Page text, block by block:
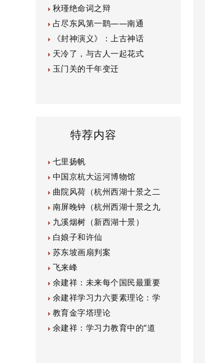
秋瑾绝命词之辩
占尽东风第一鹞——南通
《封神演义》：上古神话
天冷了，与古人一起花式
玉门关的千年变迁
特荐内容
七里扬帆
中国京杭大运河博物馆
曲院风荷（杭州西湖十景之二
南屏晚钟（杭州西湖十景之九
九溪烟树（新西湖十景）
白娘子和许仙
苏东坡画扇判案
飞来峰
余建祥：未来每个国民最重要
余建祥学习力六要素理论：学
教育金字塔理论
余建祥：学习力教育中的“道